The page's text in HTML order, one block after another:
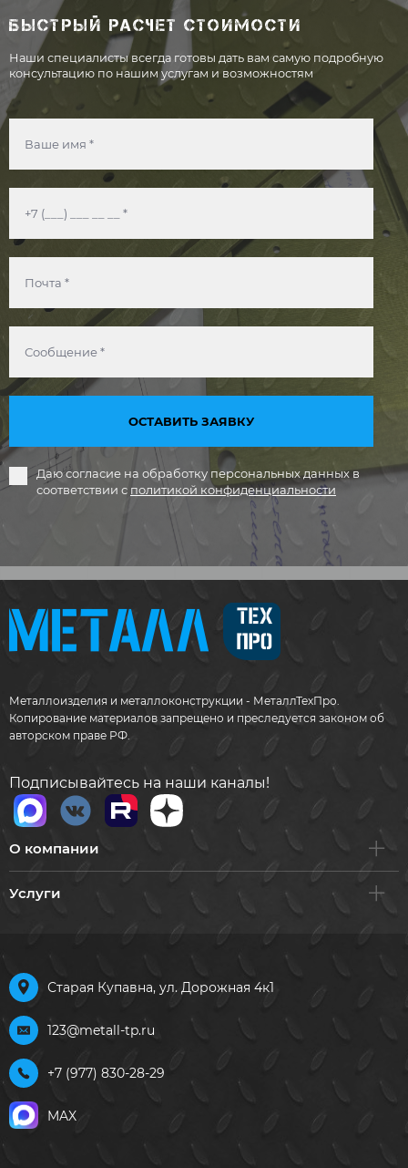
БЫСТРЫЙ РАСЧЕТ СТОИМОСТИ
Наши специалисты всегда готовы дать вам самую подробную
консультацию по нашим услугам и возможностям
ОСТАВИТЬ ЗАЯВКУ
Даю согласие на обработку персональных данных в
соответствии с политикой конфиденциальности
Металлоизделия и металлоконструкции - МеталлТехПро.
Копирование материалов запрещено и преследуется законом об
авторском праве РФ.
Подписывайтесь на наши каналы!
О компании
Услуги
Старая Купавна, ул. Дорожная 4к1
123@metall-tp.ru
+7 (977) 830-28-29
MAX